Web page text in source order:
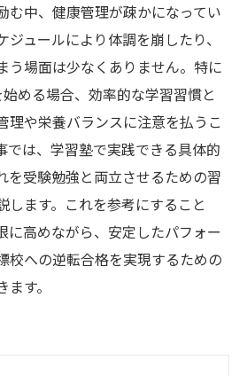
む中、健康管理が疎かになってい
ジュールにより体調を崩したり、
う場面は少なくありません。特に
める場合、効率的な学習習慣と
理や栄養バランスに注意を払うこ
では、学習塾で実践できる具体的
を受験勉強と両立させるための習
します。これを参考にすること
に高めながら、安定したパフォー
校への逆転合格を実現するための
す。